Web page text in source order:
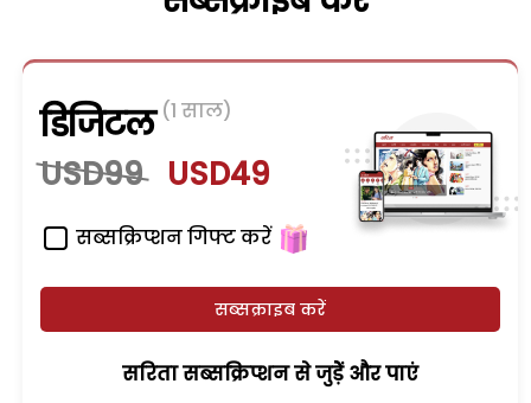
डिजिटल (1 साल)
USD99 USD49
सब्सक्रिप्शन गिफ्ट करें
सब्सक्राइब करें
सरिता सब्सक्रिप्शन से जुड़ेें और पाएं